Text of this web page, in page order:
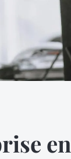
en